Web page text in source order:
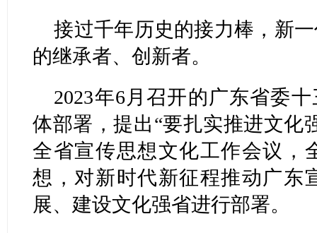
接过千年历史的接力棒，新
的继承者、创新者。
2023年6月召开的广东省委
体部署，提出“要扎实推进文化
全省宣传思想文化工作会议，
想，对新时代新征程推动广东
展、建设文化强省进行部署。